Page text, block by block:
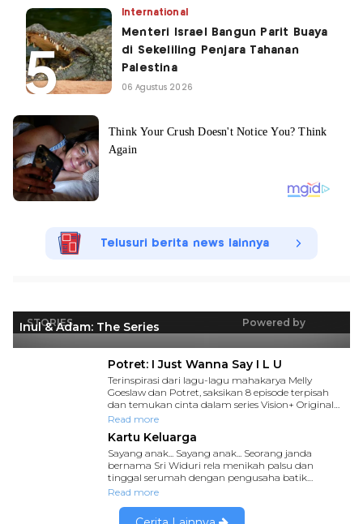
International
Menteri Israel Bangun Parit Buaya
di Sekeliling Penjara Tahanan
Palestina
06 Agustus 2026
Telusuri berita news lainnya